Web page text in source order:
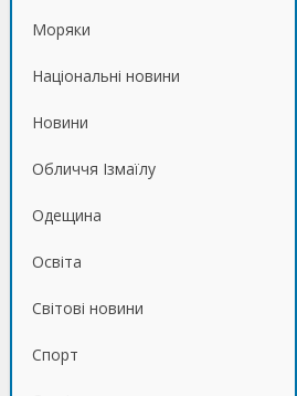
Моряки
Національні новини
Новини
Обличчя Ізмаїлу
Одещина
Освіта
Світові новини
Спорт